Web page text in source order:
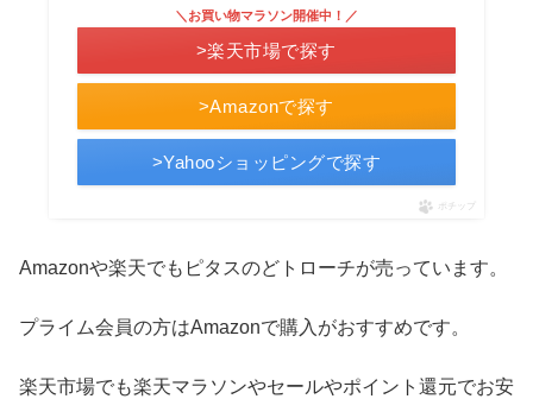
>Amazonで探す
＼お買い物マラソン開催中！／
>楽天市場で探す
>Yahooショッピングで探す
ポチップ
Amazonや楽天でもピタスのどトローチが売っています。
プライム会員の方はAmazonで購入がおすすめです。
楽天市場でも楽天マラソンやセールやポイント還元でお安